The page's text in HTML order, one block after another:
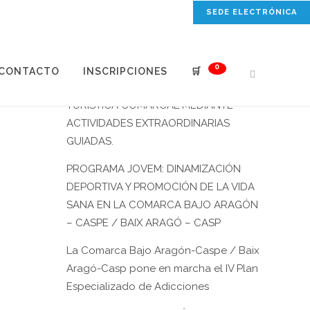
SEDE ELECTRÓNICA
INSCRIPCIONES 🛒 0
TURÍSTICA COMARCAL MEDIANTE
ACTIVIDADES EXTRAORDINARIAS
GUIADAS.
PROGRAMA JOVEM: DINAMIZACIÓN
DEPORTIVA Y PROMOCIÓN DE LA VIDA
SANA EN LA COMARCA BAJO ARAGÓN
– CASPE / BAIX ARAGÓ – CASP
La Comarca Bajo Aragón-Caspe / Baix
Aragó-Casp pone en marcha el IV Plan
Especializado de Adicciones